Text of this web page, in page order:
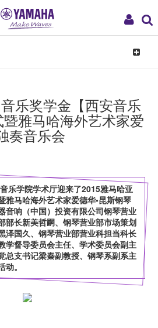
My
Toggle
乐奖学金【西安音乐
雅马哈海外艺术家爱
奏音乐会
乐学院学术厅迎来了2015雅马哈亚
雅马哈海外艺术家爱德华•昆斯钢琴
音响（中国）投资有限公司钢琴营业
部长新美哲嗣、钢琴营业部市场策划
泽国久、钢琴营业部营业科担当科长
学督导委员会主任、学术委员会副主
总支书记梁秦副教授、钢琴系副系主
。